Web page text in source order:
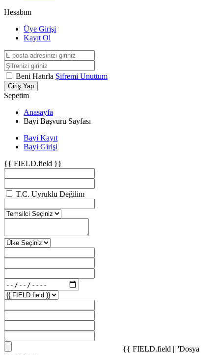
Hesabım
Üye Girişi
Kayıt Ol
Beni Hatırla Şifremi Unuttum
Giriş Yap
Sepetim
Anasayfa
Bayi Başvuru Sayfası
Bayi Kayıt
Bayi Girişi
{{ FIELD.field }}
T.C. Uyruklu Değilim
{{ FIELD.field || 'Dosya